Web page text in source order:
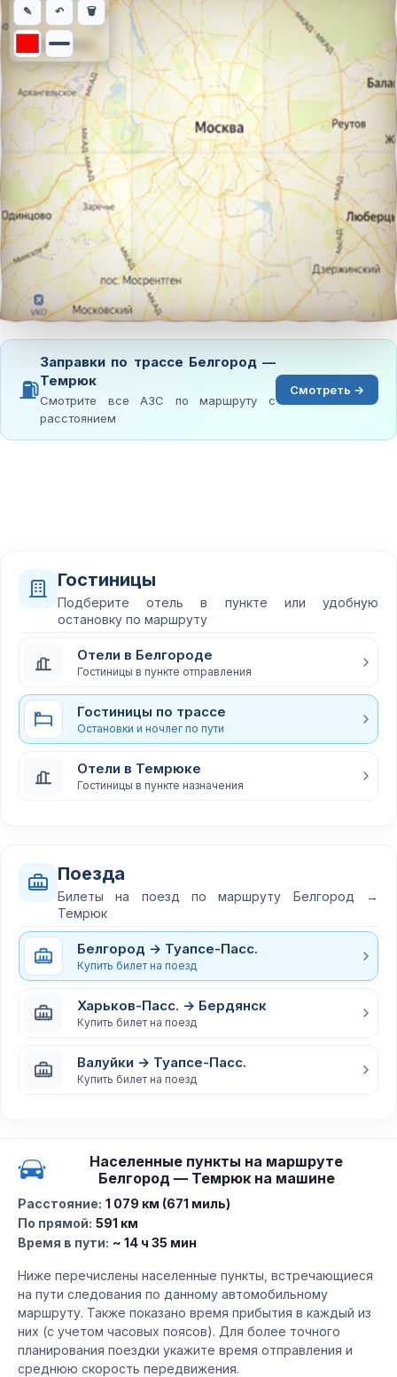
✎ ↶ 🗑
⛽
Заправки по трассе Белгород —
Темрюк
Смотрите все АЗС по маршруту с
расстоянием
Смотреть →
Гостиницы
Подберите отель в пункте или удобную
остановку по маршруту
Отели в Белгороде
Гостиницы в пункте отправления
Гостиницы по трассе
Остановки и ночлег по пути
Отели в Темрюке
Гостиницы в пункте назначения
Поезда
Билеты на поезд по маршруту Белгород →
Темрюк
Белгород → Туапсе-Пасс.
Купить билет на поезд
Харьков-Пасс. → Бердянск
Купить билет на поезд
Валуйки → Туапсе-Пасс.
Купить билет на поезд
Населенные пункты на маршруте
Белгород — Темрюк на машине
Расстояние: 1 079 км (671 миль)
По прямой: 591 км
Время в пути: ~ 14 ч 35 мин
Ниже перечислены населенные пункты, встречающиеся
на пути следования по данному автомобильному
маршруту. Также показано время прибытия в каждый из
них (с учетом часовых поясов). Для более точного
планирования поездки укажите время отправления и
среднюю скорость передвижения.